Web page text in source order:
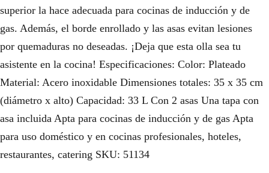
superior la hace adecuada para cocinas de inducción y de
gas. Además, el borde enrollado y las asas evitan lesiones
por quemaduras no deseadas. ¡Deja que esta olla sea tu
asistente en la cocina! Especificaciones: Color: Plateado
Material: Acero inoxidable Dimensiones totales: 35 x 35 cm
(diámetro x alto) Capacidad: 33 L Con 2 asas Una tapa con
asa incluida Apta para cocinas de inducción y de gas Apta
para uso doméstico y en cocinas profesionales, hoteles,
restaurantes, catering SKU: 51134